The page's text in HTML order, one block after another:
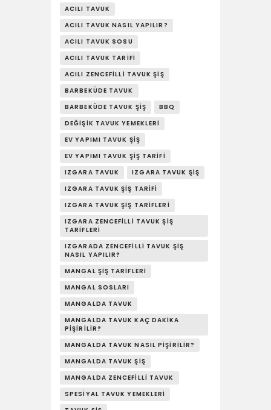
ACILI TAVUK
ACILI TAVUK NASIL YAPILIR?
ACILI TAVUK SOSU
ACILI TAVUK TARIFI
ACILI ZENCEFILLI TAVUK ŞIŞ
BARBEKÜDE TAVUK
BARBEKÜDE TAVUK ŞIŞ
BBQ
DEĞIŞIK TAVUK YEMEKLERI
EV YAPIMI TAVUK ŞIŞ
EV YAPIMI TAVUK ŞIŞ TARIFI
IZGARA TAVUK
IZGARA TAVUK ŞIŞ
IZGARA TAVUK ŞIŞ TARIFI
IZGARA TAVUK ŞIŞ TARIFLERI
IZGARA ZENCEFILLI TAVUK ŞIŞ
TARIFLERI
IZGARADA ZENCEFILLI TAVUK ŞIŞ
NASIL YAPILIR?
MANGAL ŞIŞ TARIFLERI
MANGAL SOSLARI
MANGALDA TAVUK
MANGALDA TAVUK KAÇ DAKIKA
PIŞIRILIR?
MANGALDA TAVUK NASIL PIŞIRILIR?
MANGALDA TAVUK ŞIŞ
MANGALDA ZENCEFILLI TAVUK
SPESIYAL TAVUK YEMEKLERI